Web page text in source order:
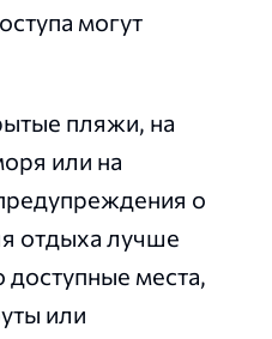
могут
пляжи, на
или на
о
отдыха лучше
места,
или